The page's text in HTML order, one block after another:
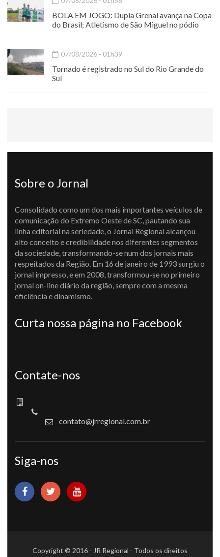
BOLA EM JOGO: Dupla Grenal avança na Copa
do Brasil; Atletismo de São Miguel no pódio
07/08/2026 - 01h39
Tornado é registrado no Sul do Rio Grande do
Sul
Sobre o Jornal
Consolidado como um dos mais importantes veículos de
comunicação do Extremo Oeste de SC, pautando sua
linha editorial na seriedade, o Jornal Regional alcançou
alto conceito e credibilidade nos diferentes segmentos
da sociedade, transformando-se num dos jornais mais
respeitados da Região. Em 16 de janeiro de 1993 surgiu o
jornal impresso, e em 2008, transformou-se no primeiro
jornal on-line diário da região, sempre com a mesma
eficiência e dinamismo.
Curta nossa página no Facebook
Contate-nos
contato@jrregional.com.br
Siga-nos
Copyright © 2016 - JR Regional - Todos os direitos